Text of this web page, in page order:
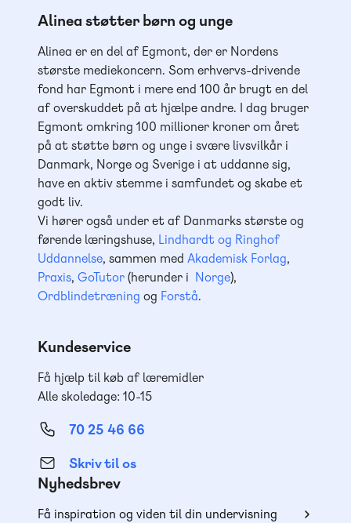
Alinea støtter børn og unge
Alinea er en del af Egmont, der er Nordens
største mediekoncern. Som erhvervs-drivende
fond har Egmont i mere end 100 år brugt en del
af overskuddet på at hjælpe andre. I dag bruger
Egmont omkring 100 millioner kroner om året
på at støtte børn og unge i svære livsvilkår i
Danmark, Norge og Sverige i at uddanne sig,
have en aktiv stemme i samfundet og skabe et
godt liv.
Vi hører også under et af Danmarks største og
førende læringshuse, Lindhardt og Ringhof
Uddannelse, sammen med Akademisk Forlag,
Praxis, GoTutor(herunder i Norge),
Ordblindetræning og Forstå.
Kundeservice
Få hjælp til køb af læremidler
Alle skoledage: 10-15
70 25 46 66
Skriv til os
Nyhedsbrev
Få inspiration og viden til din undervisning